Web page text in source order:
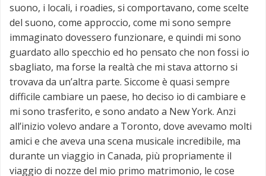
suono, i locali, i roadies, si comportavano, come scelte
del suono, come approccio, come mi sono sempre
immaginato dovessero funzionare, e quindi mi sono
guardato allo specchio ed ho pensato che non fossi io
sbagliato, ma forse la realtà che mi stava attorno si
trovava da un’altra parte. Siccome è quasi sempre
difficile cambiare un paese, ho deciso io di cambiare e
mi sono trasferito, e sono andato a New York. Anzi
all’inizio volevo andare a Toronto, dove avevamo molti
amici e che aveva una scena musicale incredibile, ma
durante un viaggio in Canada, più propriamente il
viaggio di nozze del mio primo matrimonio, le cose